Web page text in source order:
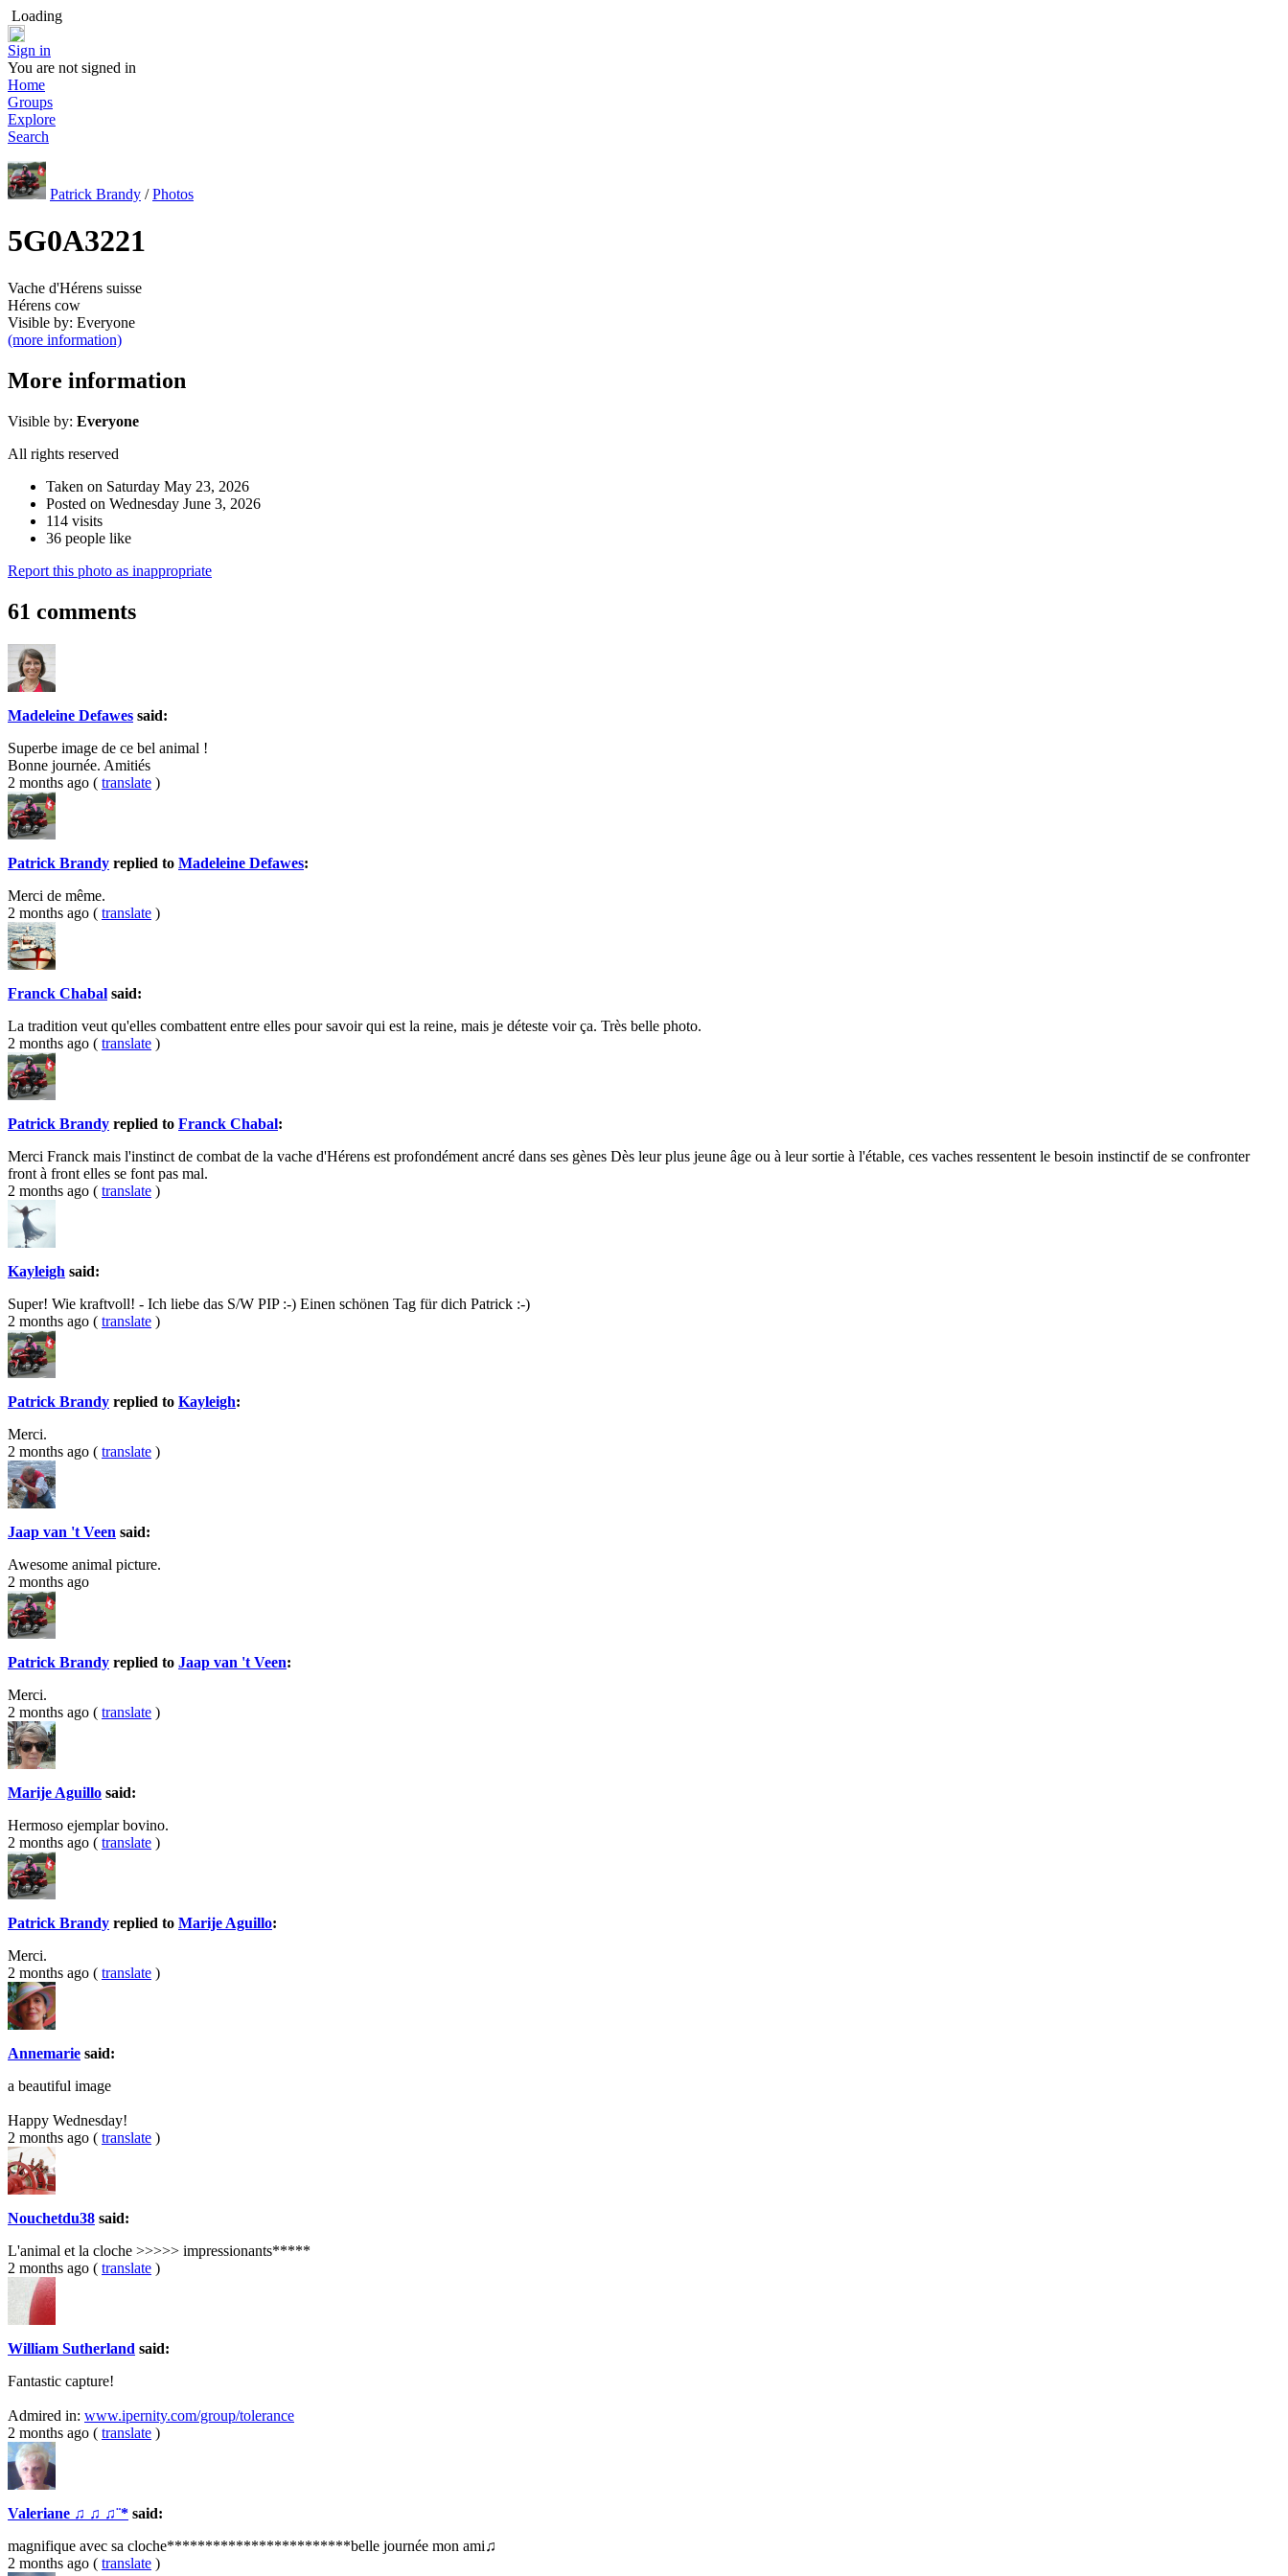
Loading
Sign in
You are not signed in
Home
Groups
Explore
Search
Patrick Brandy /Photos
5G0A3221
Vache d'Hérens suisse
Hérens cow
Visible by: Everyone
(more information)
More information
Visible by: Everyone
All rights reserved
Taken on Saturday May 23, 2026
Posted on Wednesday June 3, 2026
114 visits
36 people like
Report this photo as inappropriate
61 comments
Madeleine Defawes said:
Superbe image de ce bel animal !
Bonne journée. Amitiés
2 months ago ( translate )
Patrick Brandy replied to Madeleine Defawes:
Merci de même.
2 months ago ( translate )
Franck Chabal said:
La tradition veut qu'elles combattent entre elles pour savoir qui est la reine, mais je déteste voir ça. Très belle photo.
2 months ago ( translate )
Patrick Brandy replied to Franck Chabal:
Merci Franck mais l'instinct de combat de la vache d'Hérens est profondément ancré dans ses gènes Dès leur plus jeune âge ou à leur sortie à l'étable, ces vaches ressentent le besoin instinctif de se confronter
front à front elles se font pas mal.
2 months ago ( translate )
Kayleigh said:
Super! Wie kraftvoll! - Ich liebe das S/W PIP :-) Einen schönen Tag für dich Patrick :-)
2 months ago ( translate )
Patrick Brandy replied to Kayleigh:
Merci.
2 months ago ( translate )
Jaap van 't Veen said:
Awesome animal picture.
2 months ago
Patrick Brandy replied to Jaap van 't Veen:
Merci.
2 months ago ( translate )
Marije Aguillo said:
Hermoso ejemplar bovino.
2 months ago ( translate )
Patrick Brandy replied to Marije Aguillo:
Merci.
2 months ago ( translate )
Annemarie said:
a beautiful image
Happy Wednesday!
2 months ago ( translate )
Nouchetdu38 said:
L'animal et la cloche >>>>> impressionants*****
2 months ago ( translate )
William Sutherland said:
Fantastic capture!
Admired in: www.ipernity.com/group/tolerance
2 months ago ( translate )
Valeriane ♫ ♫ ♫¨* said:
magnifique avec sa cloche************************belle journée mon ami♫
2 months ago ( translate )